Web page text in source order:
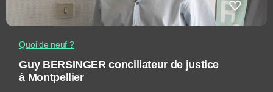
Quoi de neuf ?
Guy BERSINGER conciliateur de justice
à Montpellier